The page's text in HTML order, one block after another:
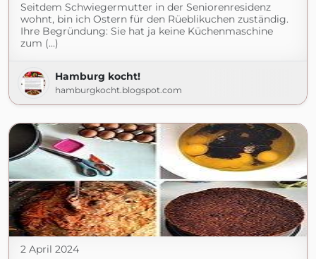
Seitdem Schwiegermutter in der Seniorenresidenz
wohnt, bin ich Ostern für den Rüeblikuchen zuständig.
Ihre Begründung: Sie hat ja keine Küchenmaschine
zum (...)
Hamburg kocht!
hamburgkocht.blogspot.com
2 April 2024